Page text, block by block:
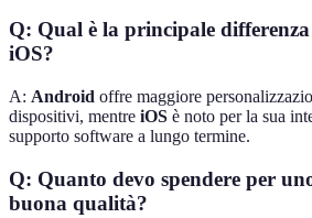
Q: Qual è la principale
iOS?
A: Android offre maggiore
dispositivi, mentre iOS è noto per la sua
supporto software a lungo termine.
Q: Quanto devo spendere per
buona qualità?